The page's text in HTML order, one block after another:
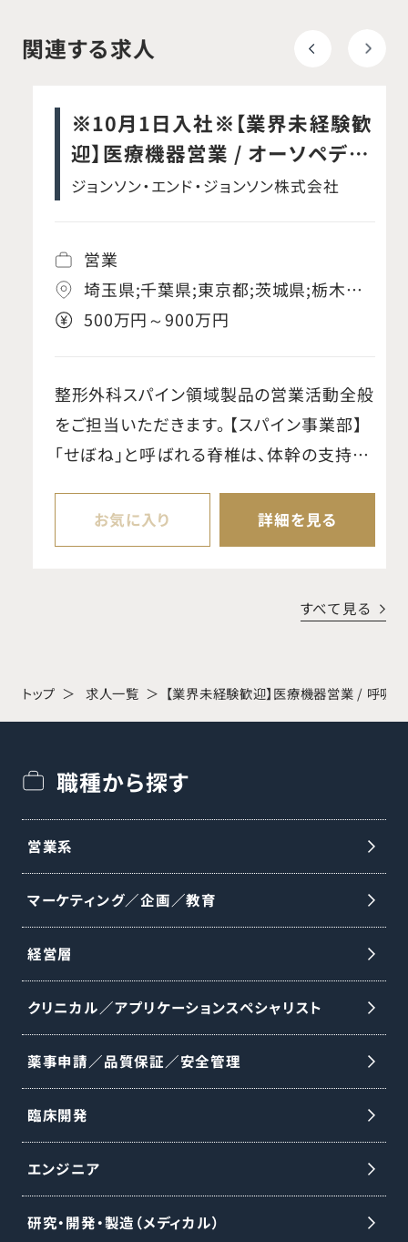
関連する求人
※10月1日入社※【業界未経験歓
迎】医療機器営業 / オーソペディ
ックス事業本部 / スパイン事業部
ジョンソン・エンド・ジョンソン株式会社
営業
埼玉県;千葉県;東京都;茨城県;栃木県;
群馬県;神奈川県;岐阜県;静岡県;愛知
500万円～900万円
整形外科スパイン領域製品の営業活動全般
をご担当いただきます。 【スパイン事業部】
「せぼね」と呼ばれる脊椎は、体幹の支持や
担っています。当事業部では、椎間板ヘルニ
アや外傷などに対する手術で使用される脊
脊椎疾患の治療に貢献しています。リーディ
案にも注力しています。 【魅力・やりがい】
難易度の高い手術を支える仕事であり、患
す。研修はボーンモデルを用いたハンズオン
とオンライン学習、集合研修・OJTを組み合
わせて行い、未経験からでも段階的に知識
と実践力を習得できます。 【業務内容】 ○医
師への製品紹介・情報提供および手術の打
ち合わせ ○手術立会い ○手術に必要な器
械・インプラントの手配と医療機器の説明 ○
医師・代理店・看護師向けの勉強会の実施
外科事業は分離・独立し、DePuy Synthes
として新会社設立予定です。18〜24ヶ月以
内のセパレーション完了を見込み、本ポジ
ションは完了後、同社の雇用体系・制度・福
利厚生が適用されます。詳細は適切なタイ
お気に入り 詳細を見る
すべて見る
トップ 求人一覧 【業界未経験歓迎】医療機器営業 / 呼吸
職種から探す
営業系
マーケティング／企画／教育
経営層
クリニカル／アプリケーションスペシャリスト
薬事申請／品質保証／安全管理
臨床開発
エンジニア
研究・開発・製造（メディカル）